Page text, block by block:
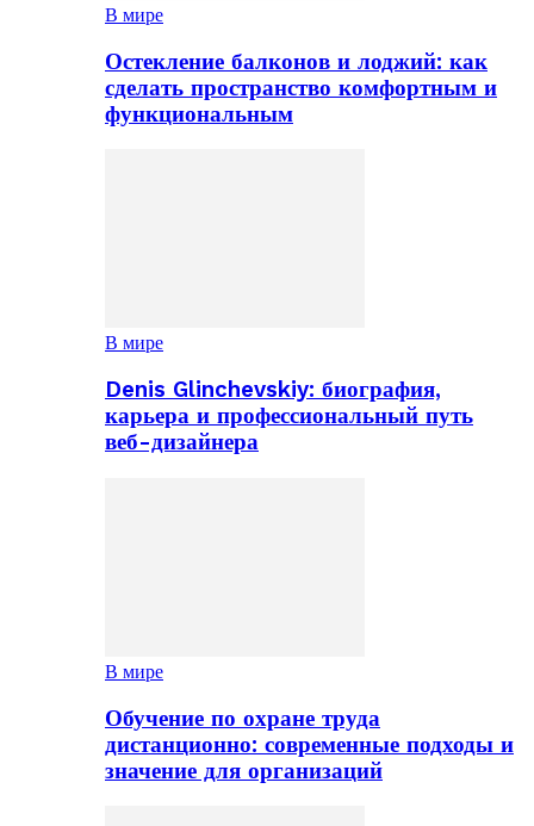
В мире
Остекление балконов и лоджий: как
сделать пространство комфортным и
функциональным
В мире
Denis Glinchevskiy: биография,
карьера и профессиональный путь
веб-дизайнера
В мире
Обучение по охране труда
дистанционно: современные подходы и
значение для организаций